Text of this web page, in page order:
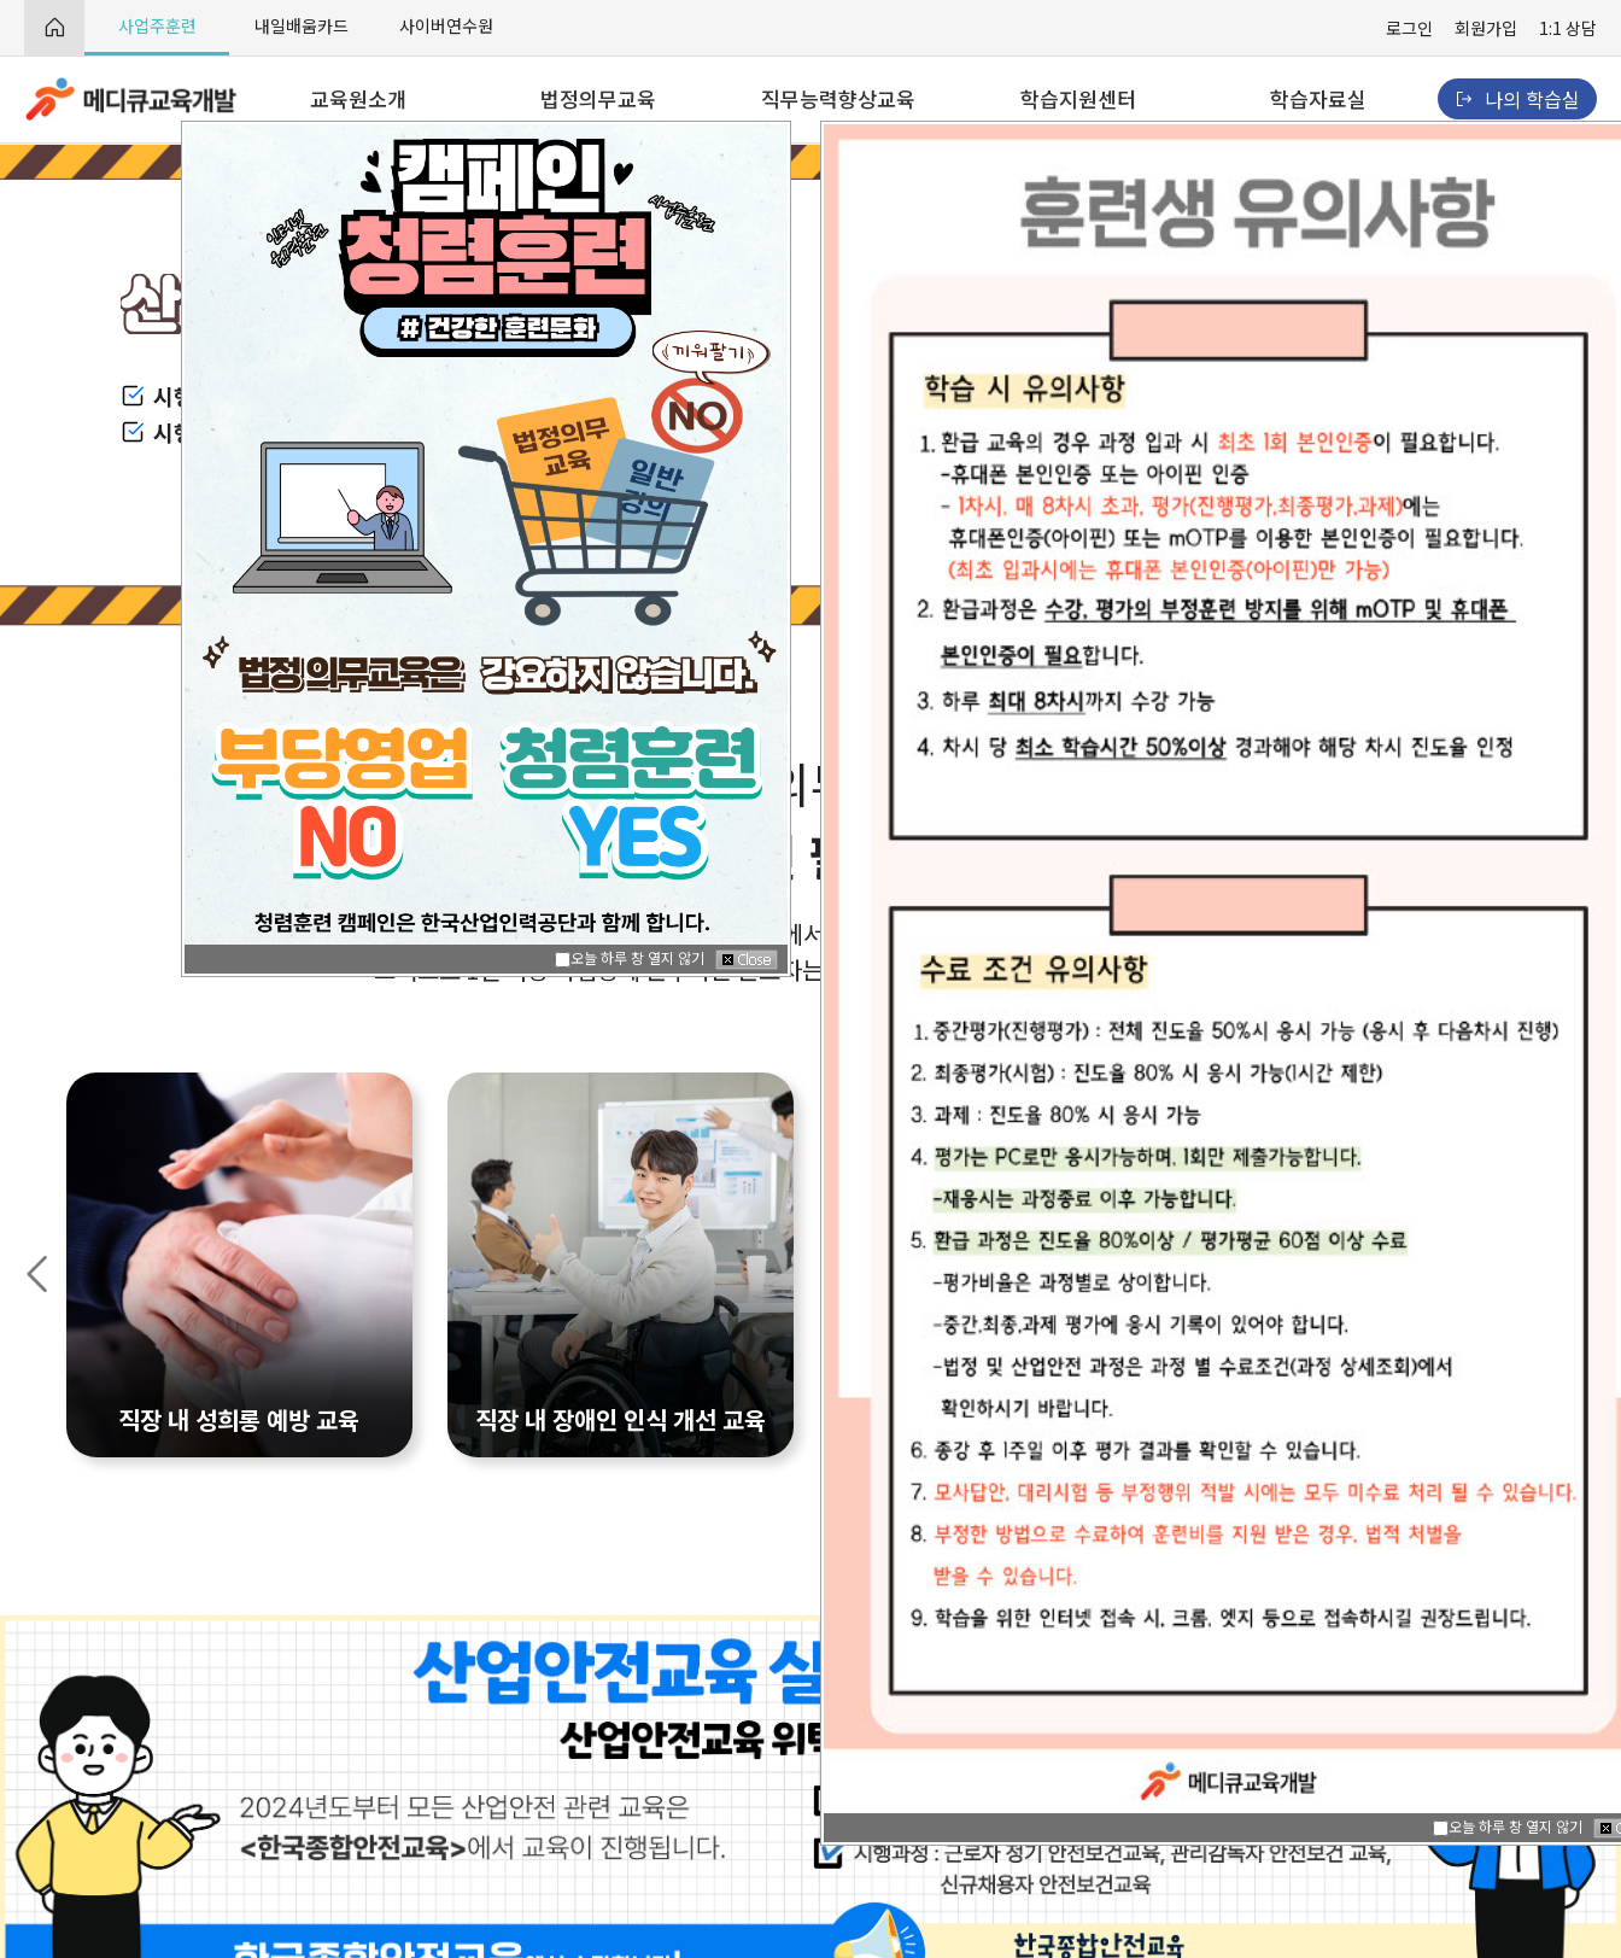
사업주훈련 내일배움카드 사이버연수원 로그인 회원가입 1:1 상담
교육원소개
교육원 소개
인사말
비전
오시는 길
법정의무교육
전체
법정필수교육
의료인증필수교육
기타
직무능력향상교육 학습지원센터
공지사항
자주묻는 질문
PC원격지원
학습자료실
경영·사무
보건·의료
나의 학습실
시행일시 :
시행과정 :
근로자 정기 안전보건교육
관리자 안전보건 교육
신규채용자 안전보건교육
법정의무교육
선택이 아닌 필수 입니다.
5대 법정교육은 법령에서 정한 의무교육입니다.
그러므로 1인 이상 사업장에 근무하는 근로자는
1년에 한번 반드시 교육을 이수해야 합니다.
직장 내 성희롱 예방 교육
대상자
전직원
교육시간
패널티
직장 내 장애인 인식 개선 교육
대상자
전직원
(1인 이상 사업장)
교육시간
1회(60분)
패널티
교육 미이수시 최대 300만 원
퇴직연금교육
법령근거 근로자 퇴직급여보장법 제 32
조
전 직원 (개인형퇴직연금제도
를 제외한 퇴직연금제도를 설
교육시간 연 1회 (60분 이상)
패널티
원
법령근거 고용노동부 발표 취업규칙 표
대상자
전직원
(1인 이상 사업장)
패널티
권고
능
오늘 하루 창 열지 않기
오늘 하루 창 열지 않기